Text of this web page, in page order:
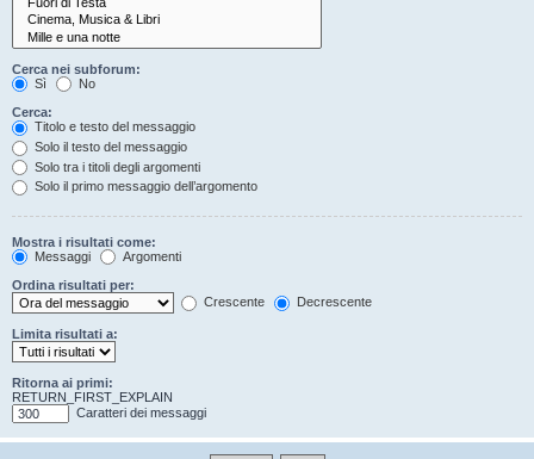
Cerca nei subforum:
Sì
No
Cerca:
Titolo e testo del messaggio
Solo il testo del messaggio
Solo tra i titoli degli argomenti
Solo il primo messaggio dell’argomento
Mostra i risultati come:
Messaggi
Argomenti
Ordina risultati per:
Crescente
Decrescente
Limita risultati a:
Ritorna ai primi:
RETURN_FIRST_EXPLAIN
Caratteri dei messaggi